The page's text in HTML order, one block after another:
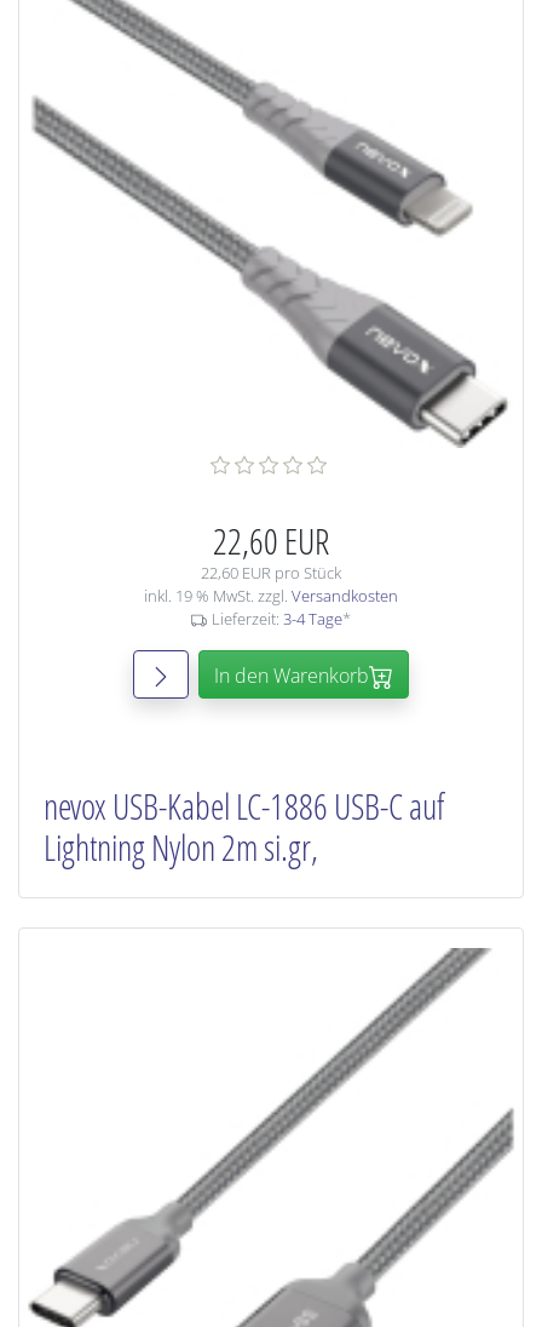
22,60 EUR
22,60 EUR pro Stück
inkl. 19 % MwSt. zzgl. Versandkosten
Lieferzeit: 3-4 Tage*
In den Warenkorb
nevox USB-Kabel LC-1886 USB-C auf
Lightning Nylon 2m si.gr,